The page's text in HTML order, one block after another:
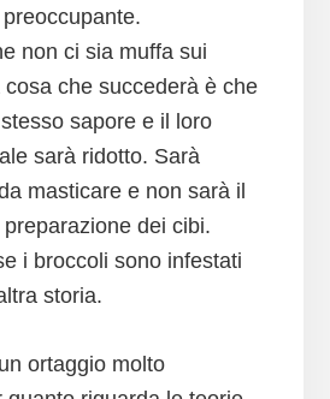
non ci sia muffa sui
cosa che succederà è che
sapore e il loro
sarà ridotto. Sarà
masticare e non sarà il
dei cibi.
i broccoli sono infestati
storia.
ortaggio molto